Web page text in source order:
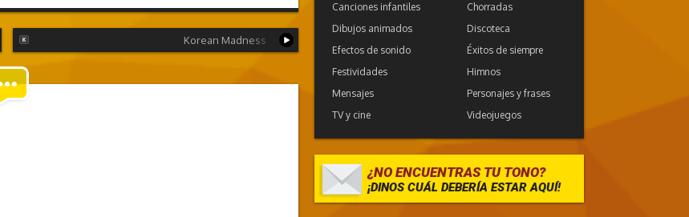
Korean Madness
Canciones infantiles
Chorradas
Dibujos animados
Discoteca
Efectos de sonido
Éxitos de siempre
Festividades
Himnos
Mensajes
Personajes y frases
TV y cine
Videojuegos
¿NO ENCUENTRAS TU TONO?
¡DINOS CUÁL DEBERÍA ESTAR AQUÍ!